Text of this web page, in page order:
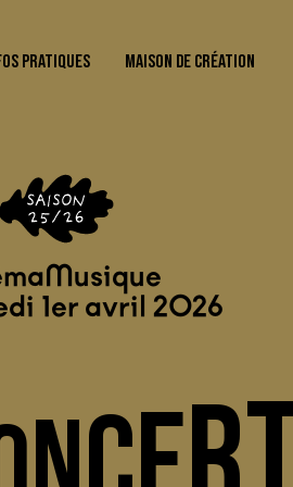
PRATIQUES MAISON DE CRÉATION
Musique
1er avril 2026